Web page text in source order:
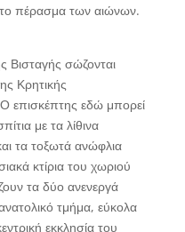
πέρασμα των αιώνων.
Βισταγής σώζονται
Κρητικής
επισκέπτης εδώ μπορεί
με τα λίθινα
τα τοξωτά ανώφλια
κτίρια του χωριού
τα δύο ανενεργά
τμήμα, εύκολα
εκκλησία του